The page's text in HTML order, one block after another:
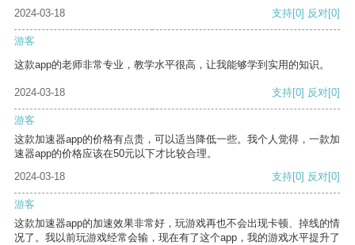
2024-03-18 支持[0] 反对[0]
游客
这款app的老师非常专业，教学水平很高，让我能够学到实用的知识。
2024-03-18 支持[0] 反对[0]
游客
这款加速器app的价格有点贵，可以适当降低一些。我个人觉得，一款加
速器app的价格应该在50元以下才比较合理。
2024-03-18
支持[0] 反对[0]
游客
这款加速器app的加速效果非常好，玩游戏再也不会出现卡顿、掉线的情
况了。我以前玩游戏经常会输，现在有了这个app，我的游戏水平提升了